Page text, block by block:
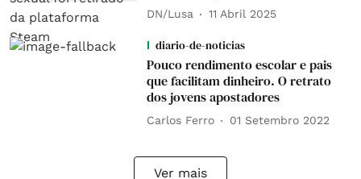
DN/Lusa 11 Abril 2025
diario-de-noticias
Pouco rendimento escolar e pais
que facilitam dinheiro. O retrato
dos jovens apostadores
Carlos Ferro 01 Setembro 2022
Ver mais